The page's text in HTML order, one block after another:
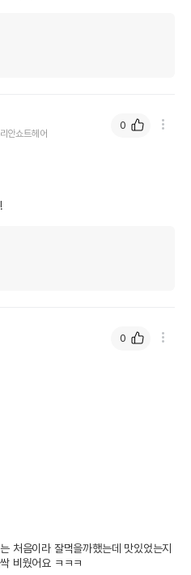
안쇼트헤어
0
처음이라 잘먹을까했는데 맛있었는지
비웠어요 ㅋㅋㅋ
0